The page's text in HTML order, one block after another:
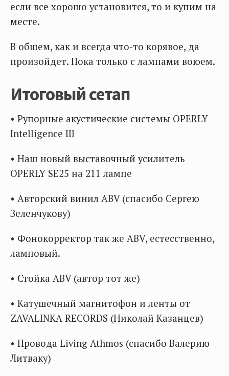
если все хорошо установится, то и купим на
месте.
В общем, как и всегда что-то корявое, да
произойдет. Пока только с лампами воюем.
Итоговый сетап
• Рупорные акустические системы OPERLY
Intelligence III
• Наш новый выставочный усилитель
OPERLY SE25 на 211 лампе
• Авторский винил ABV (спасибо Сергею
Зеленчукову)
• Фонокорректор так же ABV, естесственно,
ламповый.
• Стойка ABV (автор тот же)
• Катушечный магнитофон и ленты от
ZAVALINKA RECORDS (Николай Казанцев)
• Провода Living Athmos (спасибо Валерию
Литваку)